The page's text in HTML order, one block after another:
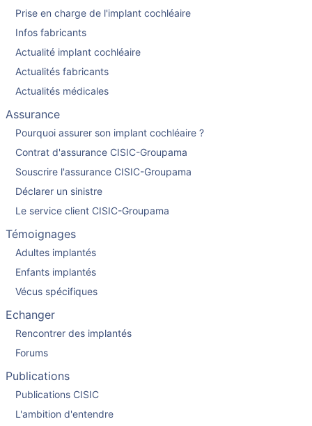
Prise en charge de l'implant cochléaire
Infos fabricants
Actualité implant cochléaire
Actualités fabricants
Actualités médicales
Assurance
Pourquoi assurer son implant cochléaire ?
Contrat d'assurance CISIC-Groupama
Souscrire l'assurance CISIC-Groupama
Déclarer un sinistre
Le service client CISIC-Groupama
Témoignages
Adultes implantés
Enfants implantés
Vécus spécifiques
Echanger
Rencontrer des implantés
Forums
Publications
Publications CISIC
L'ambition d'entendre